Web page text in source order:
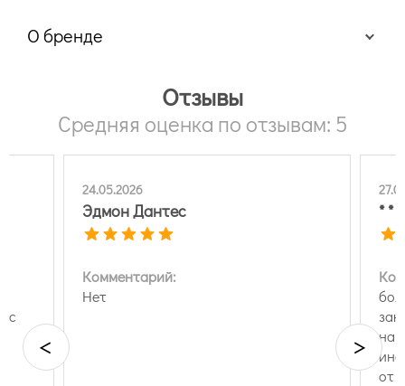
О бренде
Отзывы
Средняя оценка по отзывам: 5
с
24.05.2026
Эдмон Дантес
Комментарий:
Нет
* *
на
от
< >